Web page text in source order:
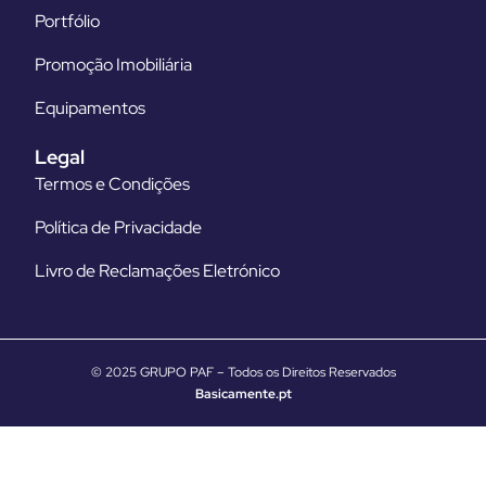
Portfólio
Promoção Imobiliária
Equipamentos
Legal
Termos e Condições
Política de Privacidade
Livro de Reclamações Eletrónico
© 2025 GRUPO PAF – Todos os Direitos Reservados
Basicamente.pt